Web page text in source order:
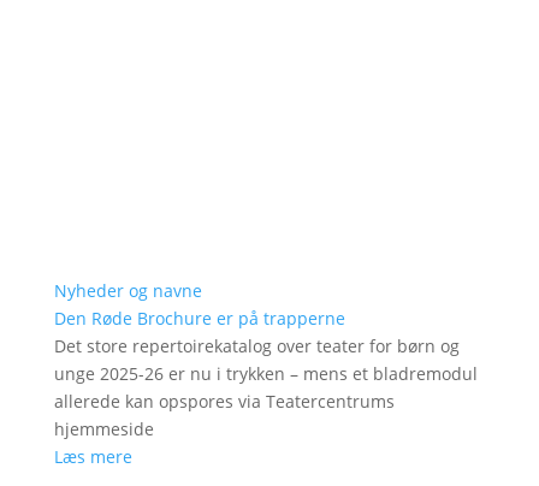
Nyheder og navne
Den Røde Brochure er på trapperne
Det store repertoirekatalog over teater for børn og
unge 2025-26 er nu i trykken – mens et bladremodul
allerede kan opspores via Teatercentrums
hjemmeside
Læs mere